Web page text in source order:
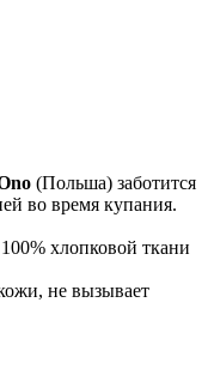
(Польша) заботится
во время купания.
хлопковой ткани
не вызывает